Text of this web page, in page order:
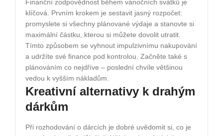
Finanční zodpovědnost během vánočních svátků je
klíčová. Prvním krokem je sestavit jasný rozpočet:
promyslete si všechny plánované výdaje a stanovte si
maximální částku, kterou si můžete dovolit utratit.
Tímto způsobem se vyhnout impulzivnímu nakupování
a udržíte své finance pod kontrolou. Začněte také s
plánováním co nejdříve – poslední chvíle většinou
vedou k vyšším nákladům.
Kreativní alternativy k drahým
dárkům
Při rozhodování o dárcích je dobré uvědomit si, co je